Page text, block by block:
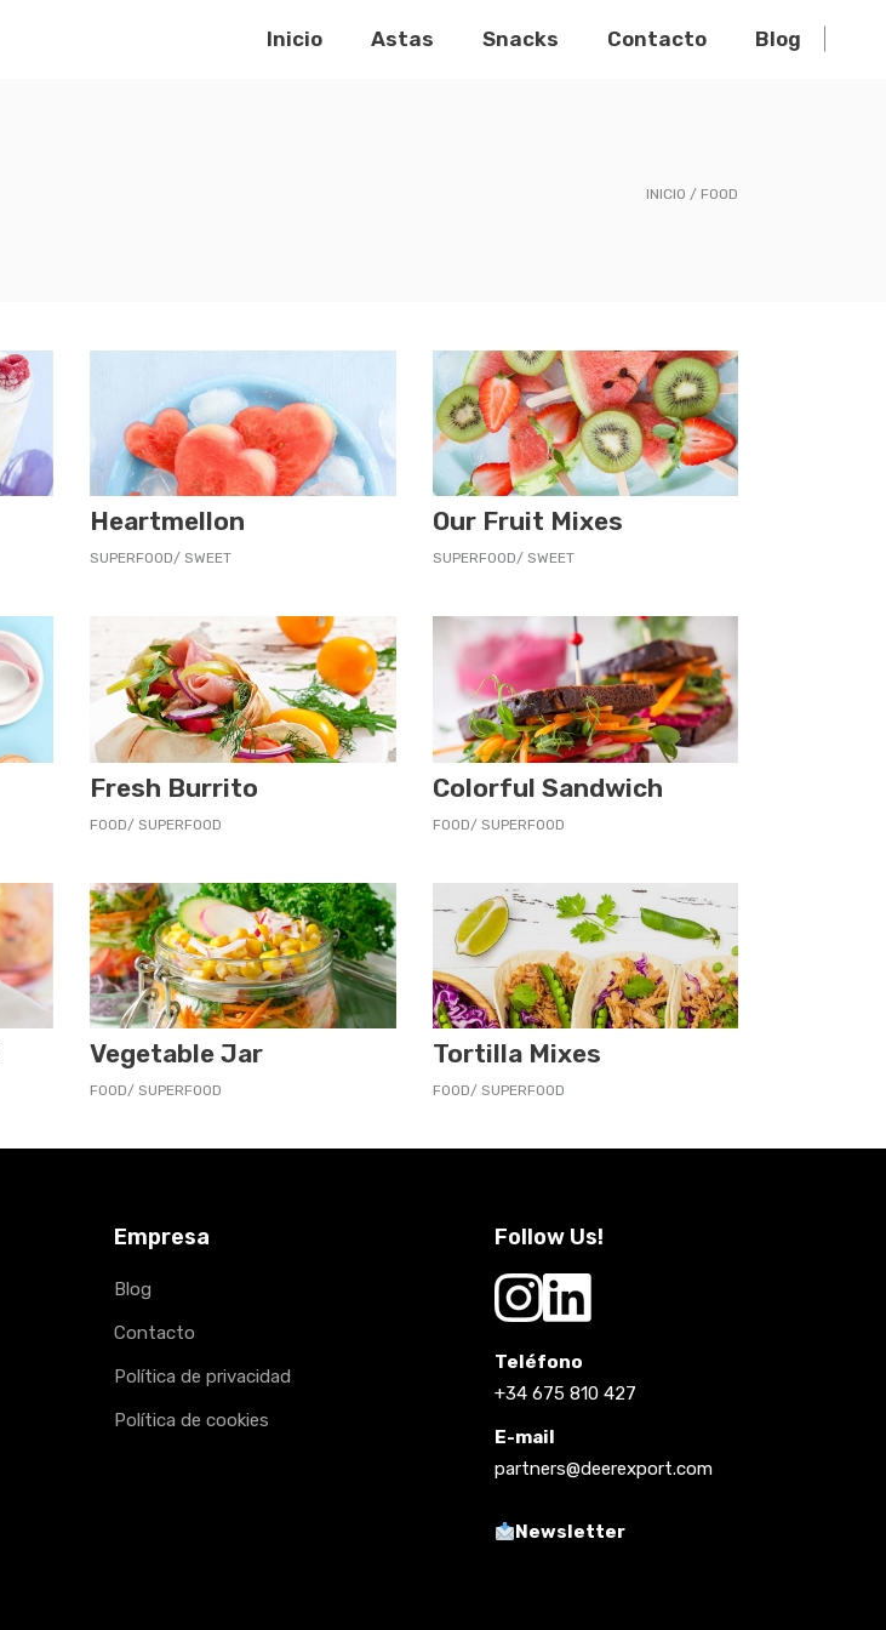
Inicio Astas Snacks Contacto Blog
INICIO FOOD
Heartmellon
SUPERFOOD SWEET
Our Fruit Mixes
SUPERFOOD SWEET
Fresh Burrito
FOOD SUPERFOOD
Colorful Sandwich
FOOD SUPERFOOD
Vegetable Jar
FOOD SUPERFOOD
Tortilla Mixes
FOOD SUPERFOOD
Empresa
Blog
Contacto
Política de privacidad
Política de cookies
Follow Us!
Teléfono
+34 675 810 427
E-mail
partners@deerexport.com
Newsletter